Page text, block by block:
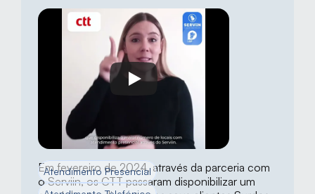
Atendimento Presencial
Em fevereiro de 2024, através da parceria com
o Serviin, os CTT passaram disponibilizar um